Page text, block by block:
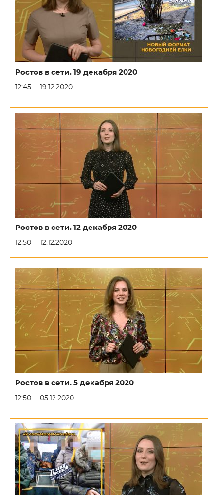
Ростов в сети. 19 декабря 2020
12:45 19.12.2020
Ростов в сети. 12 декабря 2020
12:50 12.12.2020
Ростов в сети. 5 декабря 2020
12:50 05.12.2020